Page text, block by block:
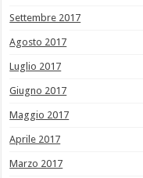
Settembre 2017
Agosto 2017
Luglio 2017
Giugno 2017
Maggio 2017
Aprile 2017
Marzo 2017